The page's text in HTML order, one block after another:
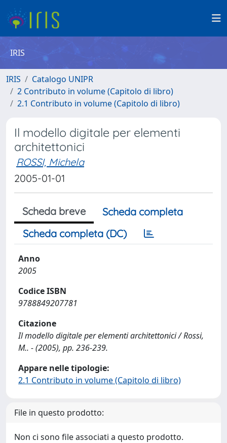
IRIS
IRIS
Catalogo UNIPR
2 Contributo in volume (Capitolo di libro)
2.1 Contributo in volume (Capitolo di libro)
Il modello digitale per elementi
architettonici
ROSSI, Michela
2005-01-01
Scheda breve
Scheda completa
Scheda completa (DC)
Anno
2005
Codice ISBN
9788849207781
Citazione
Il modello digitale per elementi architettonici / Rossi,
M.. - (2005), pp. 236-239.
Appare nelle tipologie:
2.1 Contributo in volume (Capitolo di libro)
File in questo prodotto:
Non ci sono file associati a questo prodotto.